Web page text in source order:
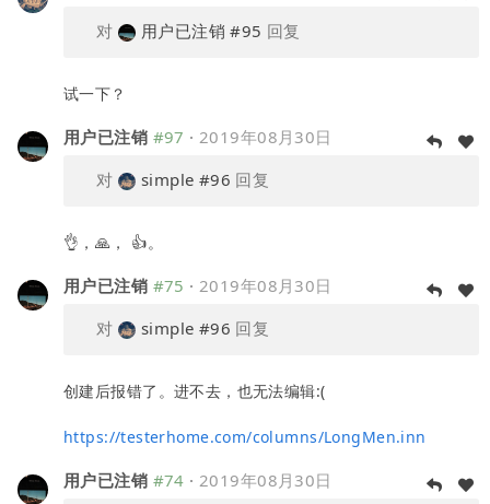
对
用户已注销 #95 回复
试一下？
用户已注销 #97 · 2019年08月30日
对
simple #96 回复
👌，🙏， 👍。
用户已注销 #75 · 2019年08月30日
对
simple #96 回复
创建后报错了。进不去，也无法编辑:(
https://testerhome.com/columns/LongMen.inn
用户已注销 #74 · 2019年08月30日